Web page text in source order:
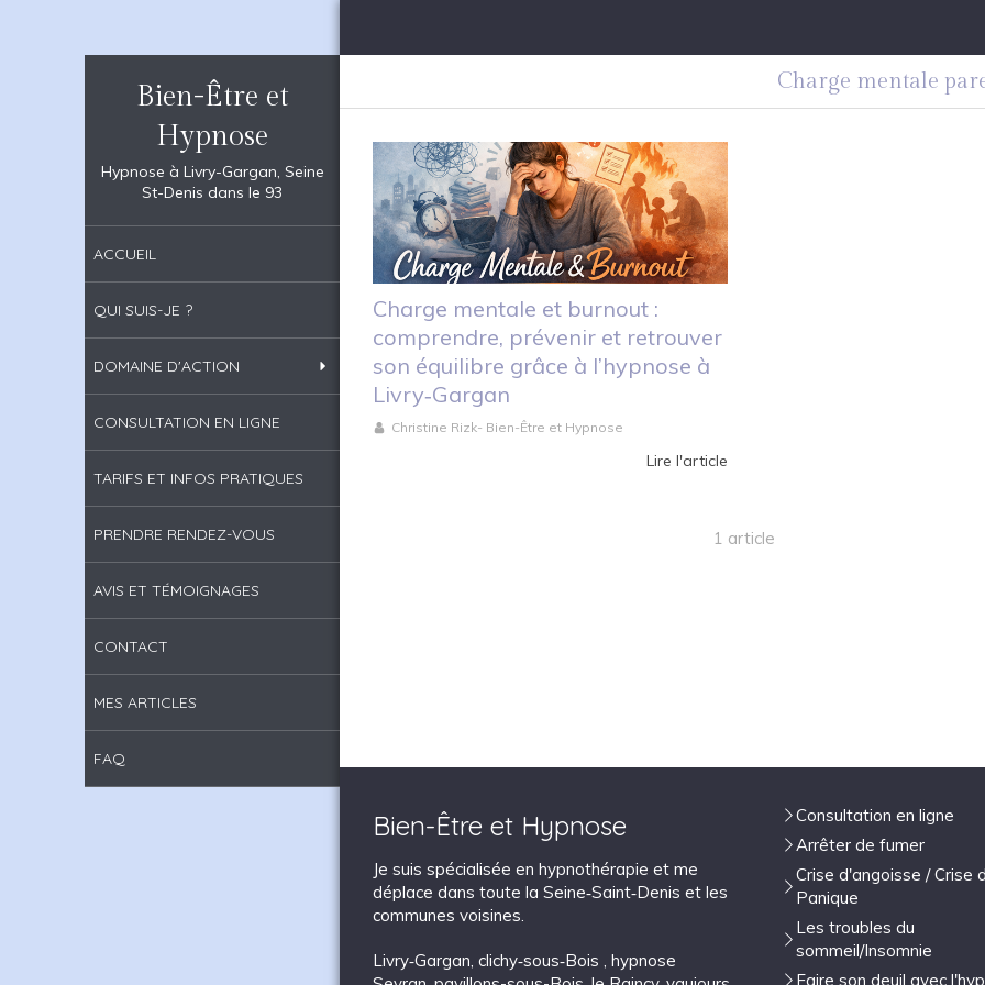
Bien-Être et
Hypnose
Hypnose à Livry-Gargan, Seine
St-Denis dans le 93
ACCUEIL
QUI SUIS-JE ?
DOMAINE D'ACTION
CONSULTATION EN LIGNE
TARIFS ET INFOS PRATIQUES
PRENDRE RENDEZ-VOUS
AVIS ET TÉMOIGNAGES
CONTACT
MES ARTICLES
FAQ
Charge mentale
Charge mentale et burnout :
comprendre, prévenir et retrouver
son équilibre grâce à l’hypnose à
Livry‑Gargan
Christine Rizk- Bien-Être et Hypnose
Lire l'article
1 article
Bien-Être et Hypnose
Je suis spécialisée en hypnothérapie et me
déplace dans toute la Seine‑Saint‑Denis et les
communes voisines.
Livry‑Gargan,clichy‑sous‑Bois,hypnose
Consultation en ligne
Arrêter de fumer
Crise d'angoisse / Crise
Panique
Les troubles du
sommeil/Insomnie
Faire son deuil avec